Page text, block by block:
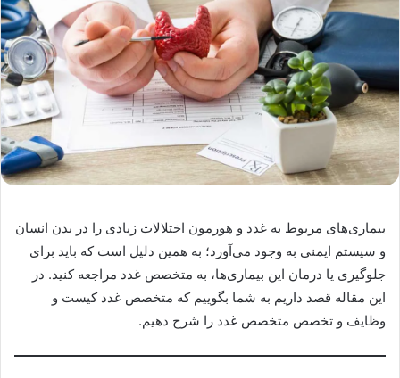
بیماری‌های مربوط به غدد و هورمون اختلالات زیادی را در بدن انسان
و سیستم ایمنی به وجود می‌آورد؛ به همین دلیل است که باید برای
جلوگیری یا درمان این بیماری‌ها، به متخصص غدد مراجعه کنید. در
این مقاله قصد داریم به شما بگوییم که متخصص غدد کیست و
وظایف و تخصص متخصص غدد را شرح دهیم.